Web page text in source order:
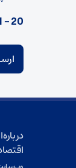
20 − 1 =